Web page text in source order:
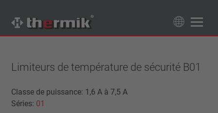
89Produits
Tipo interruttore
à ouverture
Gamme de température
Limiteurs de température de sécurité B01
Classe de puissance: 1,6 A à 7,5 A
Séries: 01